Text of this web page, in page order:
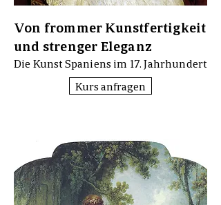
Von frommer Kunstfertigkeit
und strenger Eleganz
Die Kunst Spaniens im 17. Jahrhundert
Kurs anfragen